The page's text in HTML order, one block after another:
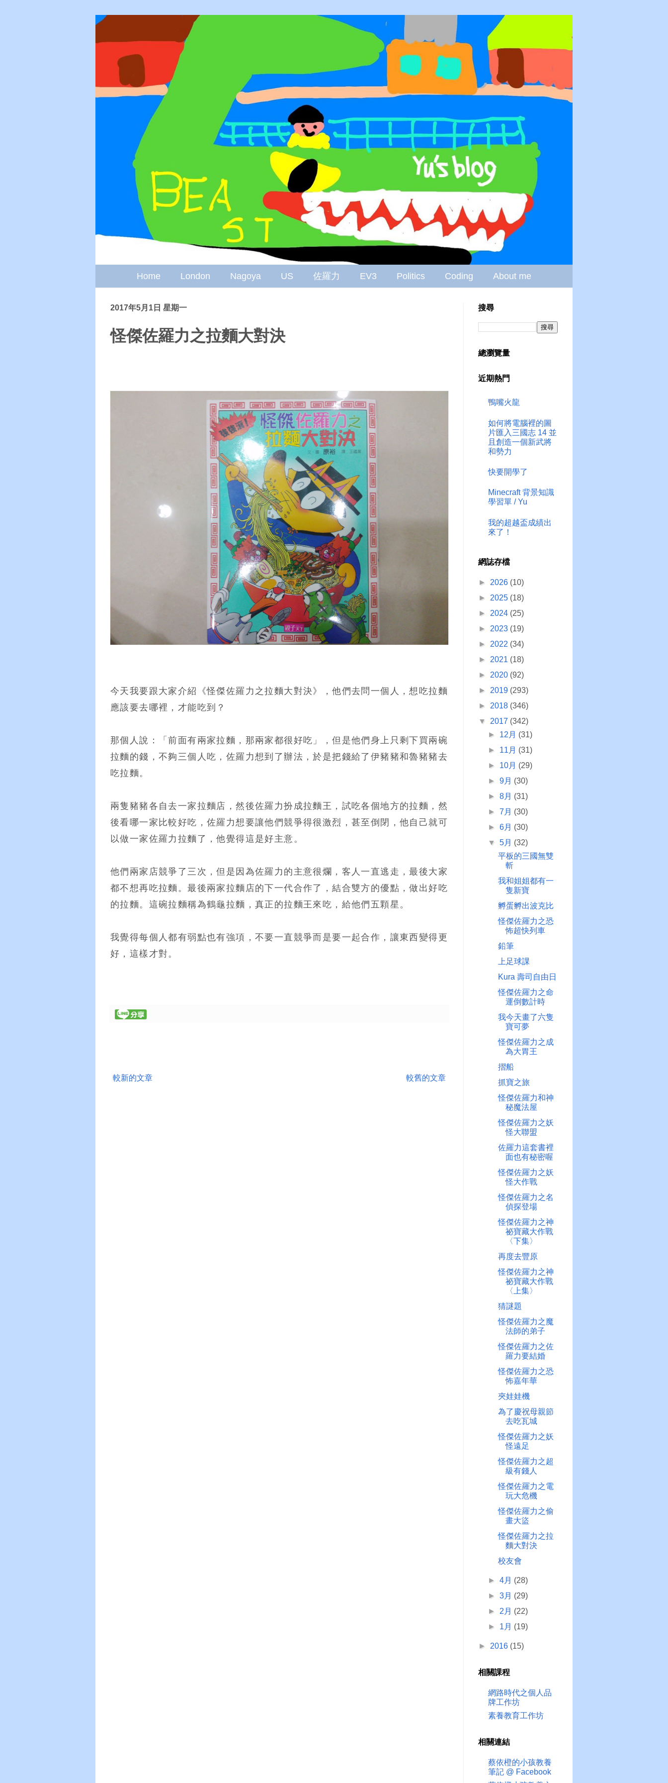
Home London Nagoya US 佐羅力 EV3 Politics Coding About me
2017年5月1日 星期一
怪傑佐羅力之拉麵大對決
今天我要跟大家介紹《怪傑佐羅力之拉麵大對決》，他們去問一個人，想吃拉麵
應該要去哪裡，才能吃到？
那個人說：「前面有兩家拉麵，那兩家都很好吃」，但是他們身上只剩下買兩碗
拉麵的錢，不夠三個人吃，佐羅力想到了辦法，於是把錢給了伊豬豬和魯豬豬去
吃拉麵。
兩隻豬豬各自去一家拉麵店，然後佐羅力扮成拉麵王，試吃各個地方的拉麵，然
後看哪一家比較好吃，佐羅力想要讓他們競爭得很激烈，甚至倒閉，他自己就可
以做一家佐羅力拉麵了，他覺得這是好主意。
他們兩家店競爭了三次，但是因為佐羅力的主意很爛，客人一直逃走，最後大家
都不想再吃拉麵。最後兩家拉麵店的下一代合作了，結合雙方的優點，做出好吃
的拉麵。這碗拉麵稱為鶴龜拉麵，真正的拉麵王來吃，給他們五顆星。
我覺得每個人都有弱點也有強項，不要一直競爭而是要一起合作，讓東西變得更
好，這樣才對。
較新的文章 較舊的文章
搜尋
總瀏覽量
近期熱門
鴨嘴火龍
如何將電腦裡的圖
片匯入三國志 14 並
且創造一個新武將
和勢力
快要開學了
Minecraft 背景知識
學習單 / Yu
我的超越盃成績出
來了！
網誌存檔
► 2026 (10)
► 2025 (18)
► 2024 (25)
► 2023 (19)
► 2022 (34)
► 2021 (18)
► 2020 (92)
► 2019 (293)
► 2018 (346)
▼ 2017 (342)
► 12月 (31)
► 11月 (31)
► 10月 (29)
►9月 (30)
►8月 (31)
►7月 (30)
►6月 (30)
▼5月 (32)
平板的三國無雙
斬
我和姐姐都有一
隻新寶
孵蛋孵出波克比
怪傑佐羅力之恐
怖超快列車
鉛筆
上足球課
Kura 壽司自由日
怪傑佐羅力之命
運倒數計時
我今天畫了六隻
寶可夢
怪傑佐羅力之成
為大胃王
摺船
抓寶之旅
怪傑佐羅力和神
秘魔法屋
怪傑佐羅力之妖
怪大聯盟
佐羅力這套書裡
面也有秘密喔
怪傑佐羅力之妖
怪大作戰
怪傑佐羅力之名
偵探登場
怪傑佐羅力之神
祕寶藏大作戰
〈下集〉
再度去豐原
怪傑佐羅力之神
祕寶藏大作戰
〈上集〉
猜謎題
怪傑佐羅力之魔
法師的弟子
怪傑佐羅力之佐
羅力要結婚
怪傑佐羅力之恐
怖嘉年華
夾娃娃機
為了慶祝母親節
去吃瓦城
怪傑佐羅力之妖
怪遠足
怪傑佐羅力之超
級有錢人
怪傑佐羅力之電
玩大危機
怪傑佐羅力之偷
畫大盜
怪傑佐羅力之拉
麵大對決
校友會
►4月 (28)
►3月 (29)
► 2月 (22)
► 1月 (19)
► 2016 (15)
相關課程
網路時代之個人品
牌工作坊
素養教育工作坊
相關連結
蔡依橙的小孩教養
筆記 @ Facebook